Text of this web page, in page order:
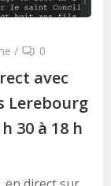
/ 0
avec
Lerebourg
30 à 18 h